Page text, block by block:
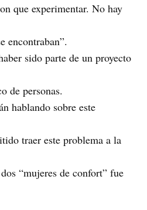
que experimentar. No hay
encontraban”.
sido parte de un proyecto
de personas.
hablando sobre este
traer este problema a la
“mujeres de confort” fue